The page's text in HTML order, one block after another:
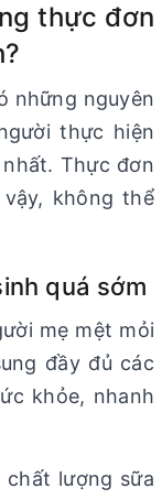
thực đơn
những nguyên
thực hiện
Thực đơn
không thể
quá sớm
mẹ mệt mỏi
đầy đủ các
khỏe, nhanh
chất lượng sữa